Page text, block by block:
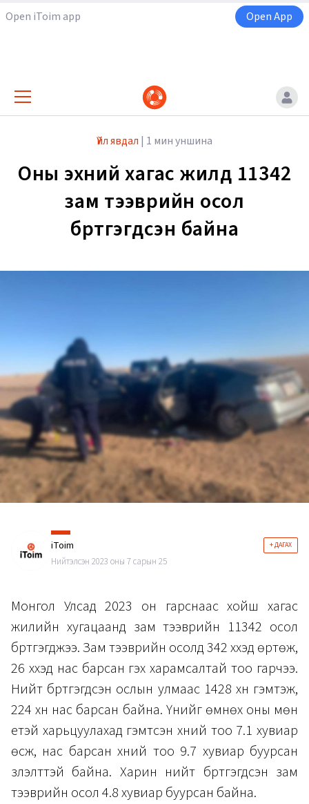
Open iToim app Open App
Үйл явдал | 1 мин уншина
Оны эхний хагас жилд 11342
зам тээврийн осол
бүртгэгдсэн байна
iToim + ДАГАХ
Нийтэлсэн 2023 оны 7 сарын 25
Монгол Улсад 2023 он гарснаас хойш хагас
жилийн хугацаанд зам тээврийн 11342 осол
бүртгэгджээ. Зам тээврийн осолд 342 хүүхэд өртөж,
26 хүүхэд нас барсан гэх харамсалтай тоо гарчээ.
Нийт бүртгэгдсэн ослын улмаас 1428 хүн гэмтэж,
224 хүн нас барсан байна. Үүнийг өмнөх оны мөн
үетэй харьцуулахад гэмтсэн хүний тоо 7.1 хувиар
өсж, нас барсан хүний тоо 9.7 хувиар буурсан
үзүүлэлттэй байна. Харин нийт бүртгэгдсэн зам
тээврийн осол 4.8 хувиар буурсан байна.